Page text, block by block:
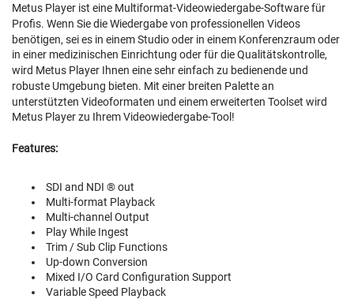
Metus Player ist eine Multiformat-Videowiedergabe-Software für
Profis. Wenn Sie die Wiedergabe von professionellen Videos
benötigen, sei es in einem Studio oder in einem Konferenzraum oder
in einer medizinischen Einrichtung oder für die Qualitätskontrolle,
wird Metus Player Ihnen eine sehr einfach zu bedienende und
robuste Umgebung bieten. Mit einer breiten Palette an
unterstützten Videoformaten und einem erweiterten Toolset wird
Metus Player zu Ihrem Videowiedergabe-Tool!
Features:
SDI and NDI ® out
Multi-format Playback
Multi-channel Output
Play While Ingest
Trim / Sub Clip Functions
Up-down Conversion
Mixed I/O Card Configuration Support
Variable Speed Playback